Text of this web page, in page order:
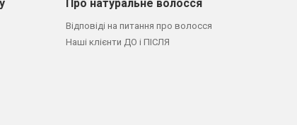
Про натуральне волосся
Відповіді на питання про волосся
Наші клієнти ДО і ПІСЛЯ